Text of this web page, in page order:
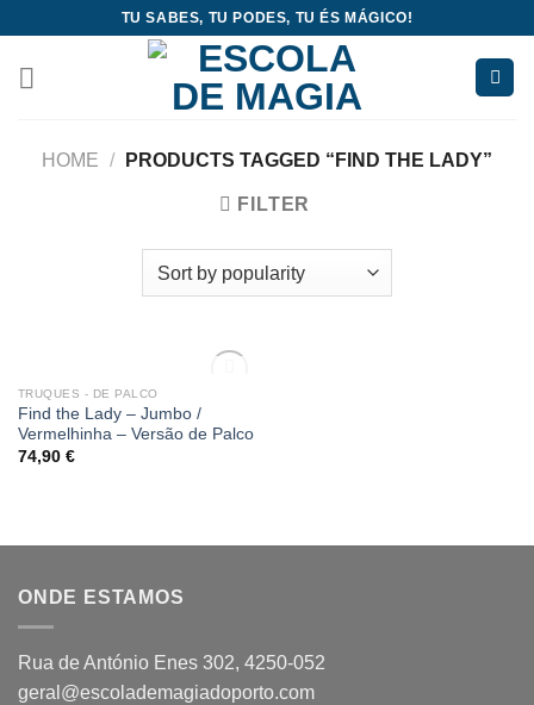
content
TU SABES, TU PODES, TU ÉS MÁGICO!
HOME / PRODUCTS TAGGED “FIND THE LADY”
FILTER
wishlist
OUT OF STOCK
TRUQUES - DE PALCO
Find the Lady – Jumbo /
Vermelhinha – Versão de Palco
74,90 €
ONDE ESTAMOS
Rua de António Enes 302, 4250-052
geral@escolademagiadoporto.com